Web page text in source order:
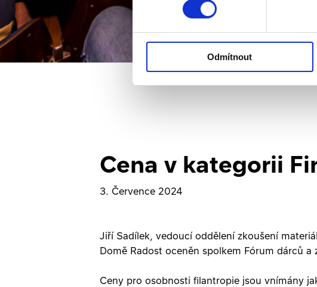
Odmítnout
Cena v kategorii
3. Července 2024
Jiří Sadílek, vedoucí oddělení zkoušení
Domě Radost oceněn spolkem Fórum dárců
​Ceny pro osobnosti filantropie jsou vnímány